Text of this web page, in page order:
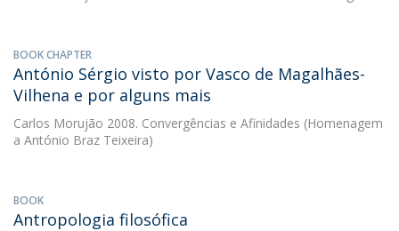
BOOK CHAPTER
António Sérgio visto por Vasco de Magalhães-
Vilhena e por alguns mais
Carlos Morujão 2008. Convergências e Afinidades (Homenagem
a António Braz Teixeira)
BOOK
Antropologia filosófica